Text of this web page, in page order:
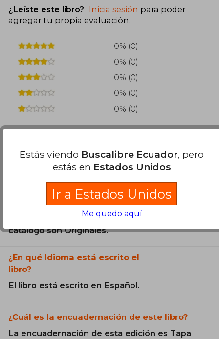
hispanoamericana.
¿Leíste este libro? Inicia sesión para poder
agregar tu propia evaluación.
0% (0)
0% (0)
0% (0)
0% (0)
0% (0)
Preguntas frecuentes sobre el libro
¿El libro es original?
Todos los libros de nuestro
catálogo son Originales.
¿En qué Idioma está escrito el
libro?
El libro está escrito en Español.
¿Cuál es la encuadernación de este libro?
La encuadernación de esta edición es Tapa
Estás viendo Buscalibre Ecuador, pero
estás en Estados Unidos
Ir a Estados Unidos
Me quedo aquí